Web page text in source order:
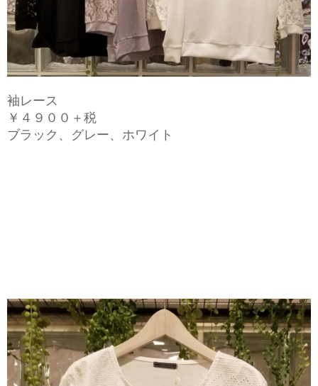
袖レース
￥４９００＋税
ブラック、グレー、ホワイト